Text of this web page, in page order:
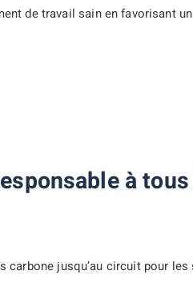
de travail sain en favorisant
à
jusqu’au circuit pour